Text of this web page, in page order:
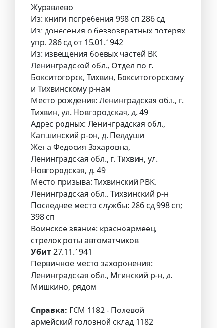
Журавлево
Из: книги погребения 998 сп 286 сд
Из: донесения о безвозвратных потерях
упр. 286 сд от 15.01.1942
Из: извещения боевых частей ВК
Ленинградской обл., Отдел по г.
Бокситогорск, Тихвин, Бокситогорскому
и Тихвинскому р-нам
Место рождения: Ленинградская обл., г.
Тихвин, ул. Новгородская, д. 49
Адрес родных: Ленинградская обл.,
Капшинский р-он, д. Пелдуши
Жена Федосия Захаровна,
Ленинградская обл., г. Тихвин, ул.
Новгородская, д. 49
Место призыва: Тихвинский РВК,
Ленинградская обл., Тихвинский р-н
Последнее место службы: 286 сд 998 сп;
398 сп
Воинское звание: красноармеец,
стрелок роты автоматчиков
Убит27.11.1941
Первичное место захоронения:
Ленинградская обл., Мгинский р-н, д.
Мишкино, рядом
Справка: ГСМ 1182 - Полевой
армейский головной склад 1182